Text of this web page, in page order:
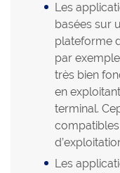
Les
basées sur
plateforme
par
très bien
en
terminal.
Les